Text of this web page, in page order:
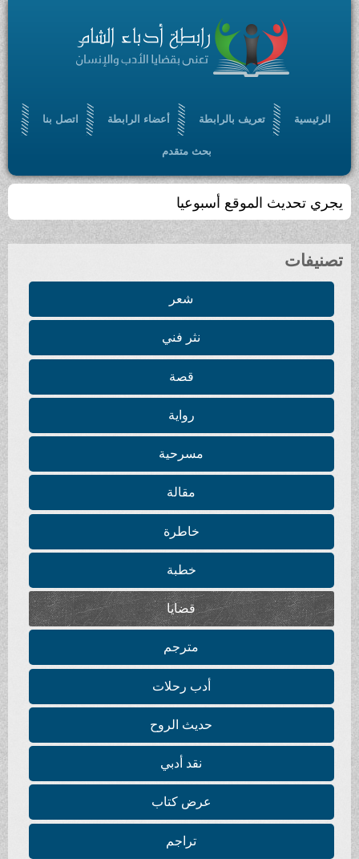
الرئيسية تعريف بالرابطة أعضاء الرابطة اتصل بنا
بحث متقدم
يجري تحديث الموقع أسبوعيا
تصنيفات
شعر
نثر فني
قصة
رواية
مسرحية
مقالة
خاطرة
خطبة
قضايا
مترجم
أدب رحلات
حديث الروح
نقد أدبي
عرض كتاب
تراجم